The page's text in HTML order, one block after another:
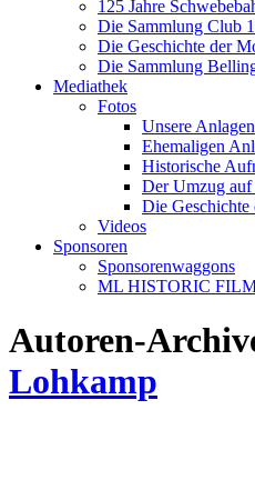
125 Jahre
Die Sammlung Club
Die Geschichte der
Die Sammlung
Mediathek
Fotos
Unsere Anlagen
Ehemaligen
Historische
Der Umzug auf
Die Geschichte
Videos
Sponsoren
Sponsorenwaggons
ML HISTORIC
Autoren-
Lohkamp